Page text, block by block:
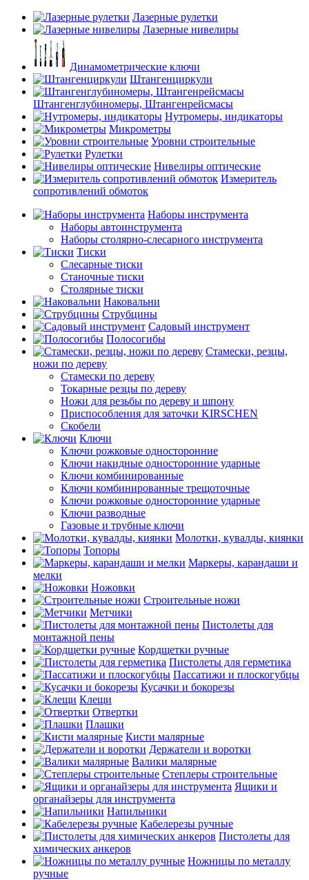
Лазерные рулетки
Лазерные нивелиры
Динамометрические ключи
Штангенциркули
Штангенглубиномеры, Штангенрейсмасы
Нутромеры, индикаторы
Микрометры
Уровни строительные
Рулетки
Нивелиры оптические
Измеритель
сопротивлений обмоток
Наборы инструмента
Наборы автоинструмента
Наборы столярно-слесарного инструмента
Тиски
Слесарные тиски
Станочные тиски
Столярные тиски
Наковальни
Струбцины
Садовый инструмент
Полосогибы
Стамески, резцы,
ножи по дереву
Стамески по дереву
Токарные резцы по дереву
Ножи для резьбы по дереву и шпону
Приспособления для заточки KIRSCHEN
Скобели
Ключи
Ключи рожковые односторонние
Ключи накидные односторонние ударные
Ключи комбинированные
Ключи комбинированные трещоточные
Ключи рожковые односторонние ударные
Ключи разводные
Газовые и трубные ключи
Молотки, кувалды, киянки
Топоры
Маркеры, карандаши и
мелки
Ножовки
Строительные ножи
Метчики
Пистолеты для
монтажной пены
Кордщетки ручные
Пистолеты для герметика
Пассатижи и плоскогубцы
Кусачки и бокорезы
Клещи
Отвертки
Плашки
Кисти малярные
Держатели и воротки
Валики малярные
Степлеры строительные
Ящики и
органайзеры для инструмента
Напильники
Кабелерезы ручные
Пистолеты для
химических анкеров
Ножницы по металлу
ручные